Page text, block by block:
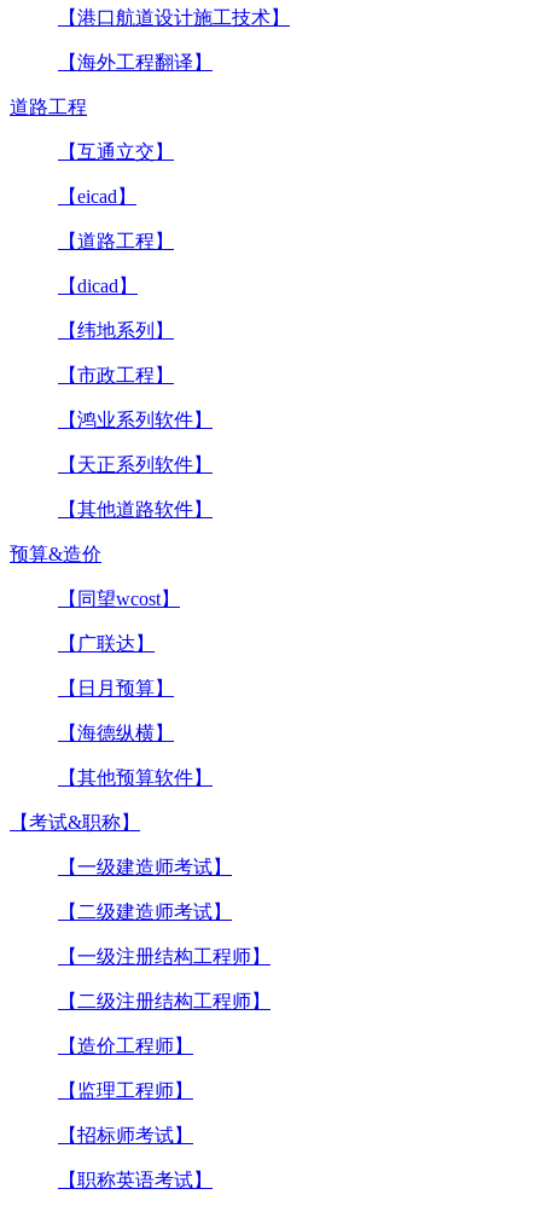
【港口航道设计施工技术】
【海外工程翻译】
道路工程
【互通立交】
【eicad】
【道路工程】
【dicad】
【纬地系列】
【市政工程】
【鸿业系列软件】
【天正系列软件】
【其他道路软件】
预算&造价
【同望wcost】
【广联达】
【日月预算】
【海德纵横】
【其他预算软件】
【考试&职称】
【一级建造师考试】
【二级建造师考试】
【一级注册结构工程师】
【二级注册结构工程师】
【造价工程师】
【监理工程师】
【招标师考试】
【职称英语考试】